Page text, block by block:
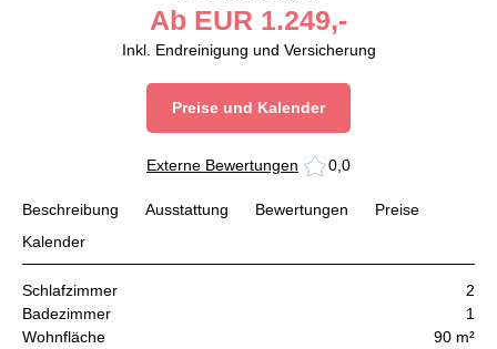
Ab EUR 1.249,-
Inkl. Endreinigung und Versicherung
Preise und Kalender
Externe Bewertungen 0,0
Beschreibung Ausstattung Bewertungen
Preise
Kalender
Schlafzimmer
2
Badezimmer
1
Wohnfläche
90 m²